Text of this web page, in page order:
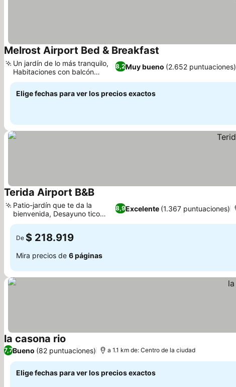
Melrost Airport Bed & Breakfast
8,2Muy bueno (2.652 puntuaciones)
Un jardín de lo más tranquilo,
Habitaciones con balcón
privado
Elige fechas para ver los precios exactos
Terida Airport B&BVer precios
8,9Excelente (1.367 puntuaciones)
Patio-jardín que te da la
bienvenida, Desayuno tico
auténtico
De $ 218.919
Mira precios de 6 páginas
la casona rio Ver precios
7,7Bueno (82 puntuaciones) a 1.1 km de: Centro de la ciudad
Elige fechas para ver los precios exactos